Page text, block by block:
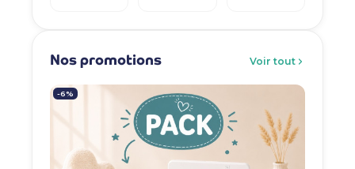
Nos promotions Voir tout
-6%